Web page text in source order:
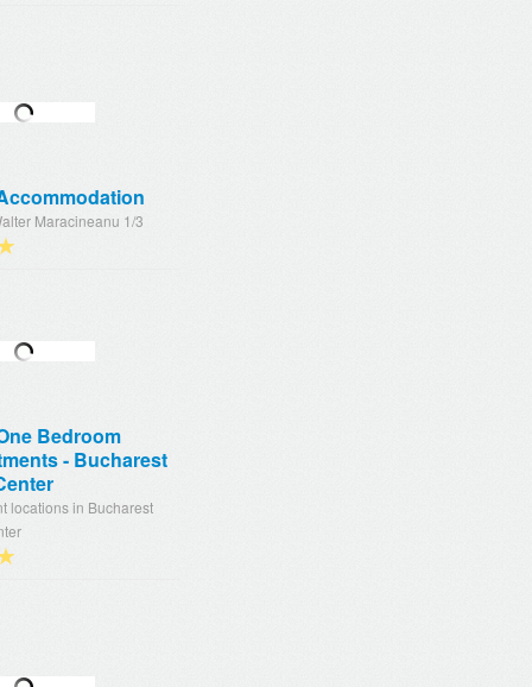
Maracineanu 1/3
Bedroom
- Bucharest
locations in Bucharest